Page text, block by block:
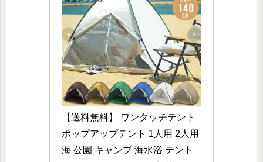
【送料無料】 ワンタッチテント
ポップアップテント 1人用 2人用
海 公園 キャンプ 海水浴 テント